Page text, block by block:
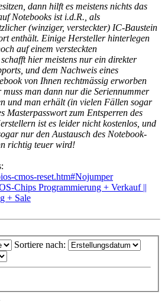
dann hilft es meistens nichts das
Notebooks ist i.d.R., als
(winziger, versteckter) IC-Baustein
enthält. Einige Hersteller hinterlegen
auf einem versteckten
hier meistens nur ein direkter
und dem Nachweis eines
von Ihnen rechtmässig erworben
man dann nur die Seriennummer
und man erhält (in vielen Fällen sogar
Masterpasswort zum Entsperren des
ist es leider nicht kostenlos, und
nur den Austausch des Notebook-
richtig teuer wird!
cmos-reset.htm#Nojumper
Chips Programmierung + Verkauf ||
+ Sale
Sortiere nach: